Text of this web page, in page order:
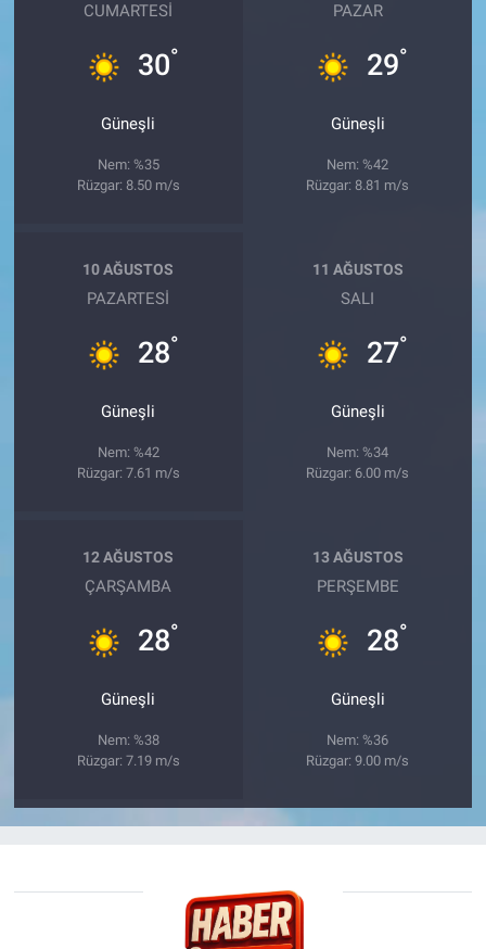
CUMARTESI
30°
Güneşli
Nem: %35
Rüzgar: 8.50 m/s
PAZAR
29°
Güneşli
Nem: %42
Rüzgar: 8.81 m/s
10 AĞUSTOS
PAZARTESI
28°
Güneşli
Nem: %42
Rüzgar: 7.61 m/s
11 AĞUSTOS
SALI
27°
Güneşli
Nem: %34
Rüzgar: 6.00 m/s
12 AĞUSTOS
ÇARŞAMBA
28°
Güneşli
Nem: %38
Rüzgar: 7.19 m/s
13 AĞUSTOS
PERŞEMBE
28°
Güneşli
Nem: %36
Rüzgar: 9.00 m/s